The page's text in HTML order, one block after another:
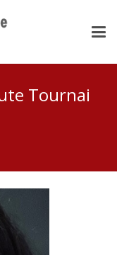
Tournai